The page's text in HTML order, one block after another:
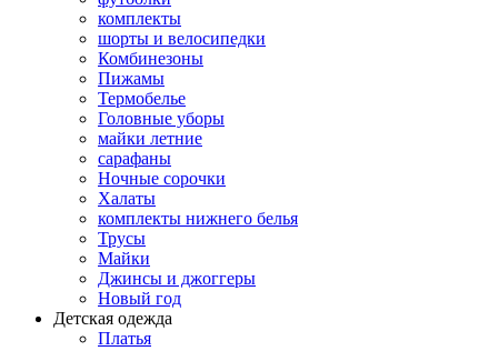
комплекты
шорты и велосипедки
Комбинезоны
Пижамы
Термобелье
Головные уборы
майки летние
сарафаны
Ночные сорочки
Халаты
комплекты нижнего белья
Трусы
Майки
Джинсы и джоггеры
Новый год
Детская одежда
Платья